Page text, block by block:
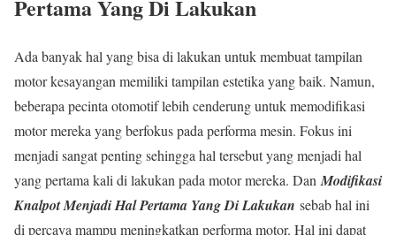
Pertama Yang Di Lakukan
Ada banyak hal yang bisa di lakukan untuk membuat tampilan
motor kesayangan memiliki tampilan estetika yang baik. Namun,
beberapa pecinta otomotif lebih cenderung untuk memodifikasi
motor mereka yang berfokus pada performa mesin. Fokus ini
menjadi sangat penting sehingga hal tersebut yang menjadi hal
yang pertama kali di lakukan pada motor mereka. Dan Modifikasi
Knalpot Menjadi Hal Pertama Yang Di Lakukan sebab hal ini
di percaya mampu meningkatkan performa motor. Hal ini dapat